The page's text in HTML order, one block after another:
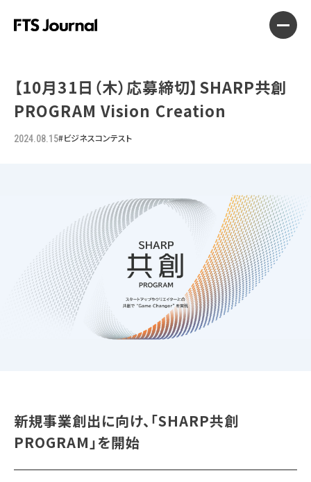
【10月31日（木）応募締切】SHARP共創
PROGRAM Vision Creation
2024.08.15#ビジネスコンテスト
新規事業創出に向け、「SHARP共創
PROGRAM」を開始